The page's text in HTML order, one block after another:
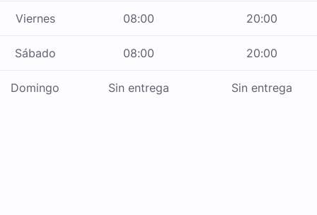
Viernes 08:00 20:00
Sábado 08:00 20:00
Domingo Sin entrega Sin entrega